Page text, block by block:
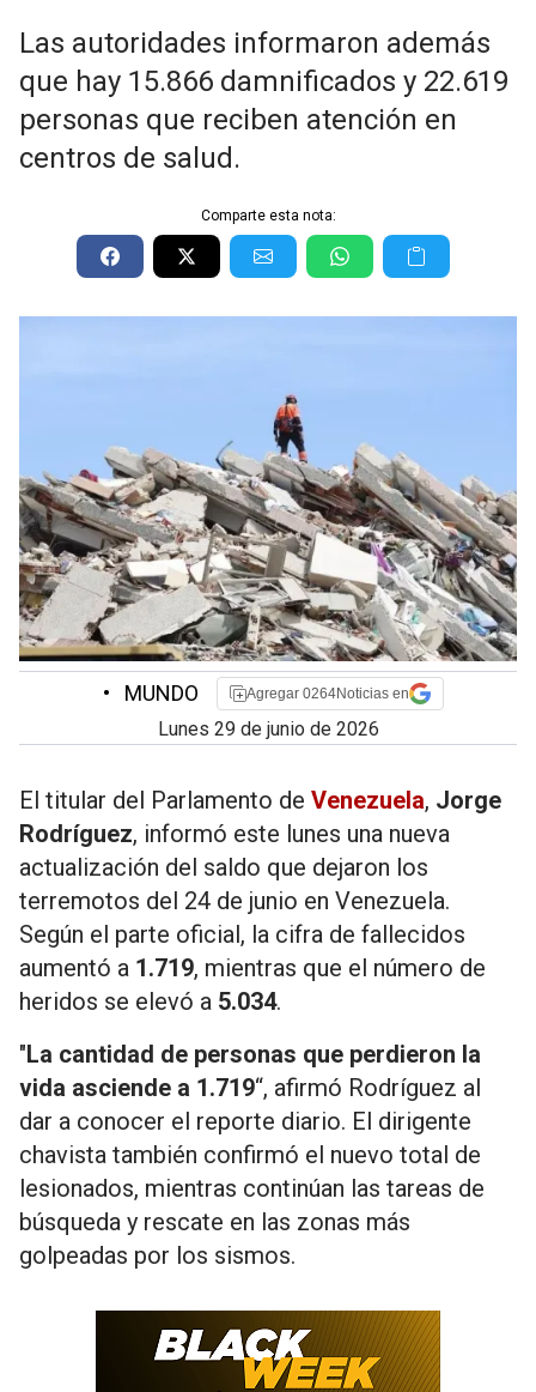
Las autoridades informaron además
que hay 15.866 damnificados y 22.619
personas que reciben atención en
centros de salud.
Comparte esta nota:
• MUNDO Agregar 0264Noticias en
lunes 29 de junio de 2026
El titular del Parlamento de Venezuela, Jorge
Rodríguez, informó este lunes una nueva
actualización del saldo que dejaron los
terremotos del 24 de junio en Venezuela.
Según el parte oficial, la cifra de fallecidos
aumentó a 1.719, mientras que el número de
heridos se elevó a 5.034.
"La cantidad de personas que perdieron la
vida asciende a 1.719“, afirmó Rodríguez al
dar a conocer el reporte diario. El dirigente
chavista también confirmó el nuevo total de
lesionados, mientras continúan las tareas de
búsqueda y rescate en las zonas más
golpeadas por los sismos.